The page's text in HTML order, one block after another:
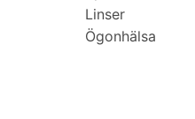
Linser
Ögonhälsa